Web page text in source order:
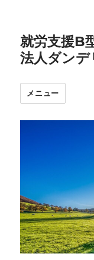
就労支援B
法人ダンデ
メニュー